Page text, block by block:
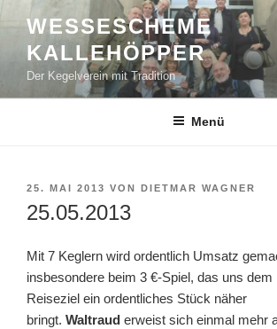
Inhalt
springen
WESSESCHEME
KALLEHÖPPER
Der Kegelverein mit Tradition
Menü
VERÖFFENTLICHT
AM
25. MAI 2013 VON DIETMAR WAGNER
25.05.2013
Mit 7 Keglern wird ordentlich Umsatz
insbesondere beim 3 €-Spiel, das uns dem
Reiseziel ein ordentliches Stück näher
bringt. Waltraud erweist sich einmal mehr